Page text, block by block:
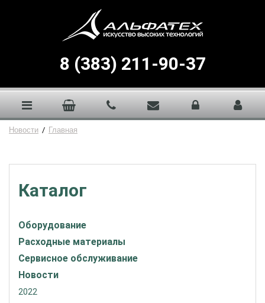
8 (383) 211-90-37
Новости / Главная
Каталог
Оборудование
Расходные материалы
Сервисное обслуживание
Новости
2022